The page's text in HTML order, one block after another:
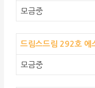
모금중
드림스드림 292호 에
모금중